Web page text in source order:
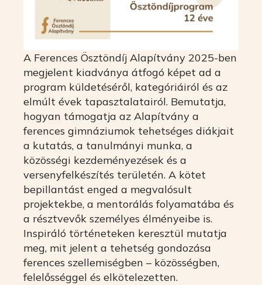
A Ferences Ösztöndíj Alapítvány 2025-ben
megjelent kiadványa átfogó képet ad a
program küldetéséről, kategóriáiról és az
elmúlt évek tapasztalatairól. Bemutatja,
hogyan támogatja az Alapítvány a
ferences gimnáziumok tehetséges diákjait
a kutatás, a tanulmányi munka, a
közösségi kezdeményezések és a
versenyfelkészítés területén. A kötet
bepillantást enged a megvalósult
projektekbe, a mentorálás folyamatába és
a résztvevők személyes élményeibe is.
Inspiráló történeteken keresztül mutatja
meg, mit jelent a tehetség gondozása
ferences szellemiségben – közösségben,
felelősséggel és elkötelezetten.